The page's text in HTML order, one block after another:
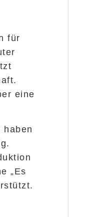
für
eine
haben
„Es